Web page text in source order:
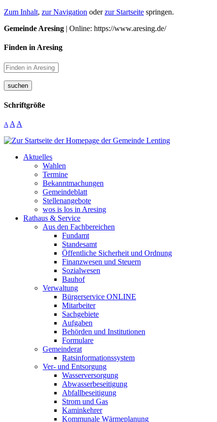
Zum Inhalt, zur Navigation oderzur Startseite springen.
Gemeinde Aresing | Online: https://www.aresing.de/
Finden in Aresing
suchen
Schriftgröße
A A A
Aktuelles
Wahlen
Termine
Bekanntmachungen
Gemeindeblatt
Stellenangebote
wos is los in Aresing
Rathaus & Service
Aus den Fachbereichen
Fundamt
Standesamt
Öffentliche Sicherheit und Ordnung
Finanzwesen und Steuern
Sozialwesen
Bauhof
Verwaltung
Bürgerservice ONLINE
Mitarbeiter
Sachgebiete
Aufgaben
Behörden und Institutionen
Formulare
Gemeinderat
Ratsinformationssystem
Ver- und Entsorgung
Wasserversorgung
Abwasserbeseitigung
Abfallbeseitigung
Strom und Gas
Kaminkehrer
Kommunale Wärmeplanung